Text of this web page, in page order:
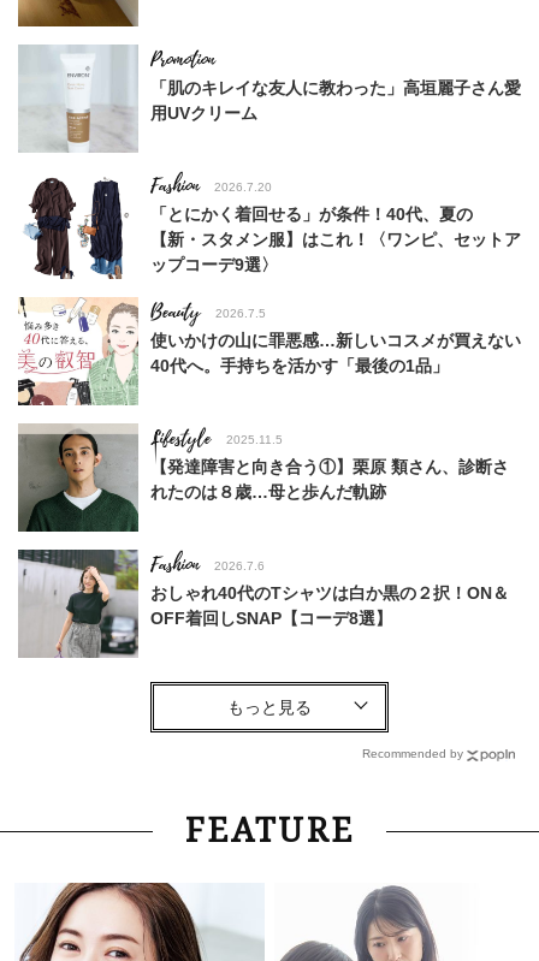
「肌のキレイな友人に教わった」高垣麗子さん愛
用UVクリーム
Fashion 2026.7.20
「とにかく着回せる」が条件！40代、夏の
【新・スタメン服】はこれ！〈ワンピ、セットア
ップコーデ9選〉
Beauty 2026.7.5
使いかけの山に罪悪感…新しいコスメが買えない
40代へ。手持ちを活かす「最後の1品」
Lifestyle 2025.11.5
【発達障害と向き合う①】栗原 類さん、診断さ
れたのは８歳…母と歩んだ軌跡
Fashion 2026.7.6
おしゃれ40代のTシャツは白か黒の２択！ON＆
OFF着回しSNAP【コーデ8選】
Fashion
【脱・無難】カジュアル派40代が頼れる｢ぺたん
こサンダル&かごバッグ」特集〈8選〉
Fashion 2026.6.30
働く40代へ「オンもオフも褒められる！」上品
Beauty
Recommended by
FEATURE